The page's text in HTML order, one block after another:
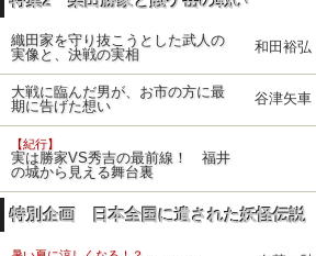
織田家を守り抜こうとした武人の
実像と、決戦の実相
和田裕弘
大戦に臨んだ男が、お市の方に最
期に告げた想い
谷津矢車
【紀行】
実は勝家VS秀吉の最前線！ 福井
の城から見える舞台裏
特別企画 日本全国に遺された妖怪伝説